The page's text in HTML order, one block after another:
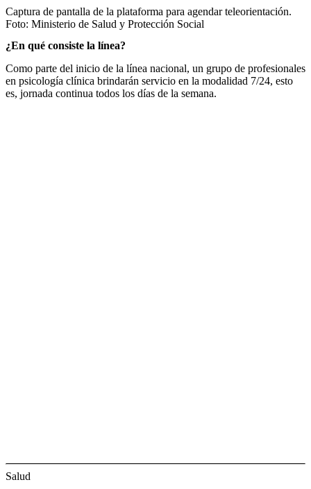
Captura de pantalla de la plataforma para agendar teleorientación.
Foto: Ministerio de Salud y Protección Social
¿En qué consiste la línea?
Como parte del inicio de la línea nacional, un grupo de profesionales
en psicología clínica brindarán servicio en la modalidad 7/24, esto
es, jornada continua todos los días de la semana.
Salud